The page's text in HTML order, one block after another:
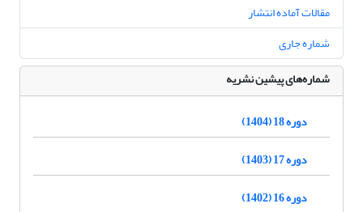
مقالات آماده انتشار
شماره جاری
شماره‌های پیشین نشریه
دوره 18 (1404)
دوره 17 (1403)
دوره 16 (1402)